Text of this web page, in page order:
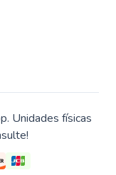
Unidades físicas